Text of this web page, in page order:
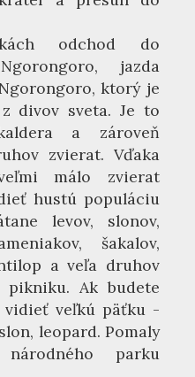
odchod do
jazda
ktorý je
divov sveta. Je to
a zároveň
zvierat. Vďaka
málo zvierat
hustú populáciu
levov, slonov,
šakalov,
a veľa druhov
pikniku. Ak budete
veľkú päťku -
leopard. Pomaly
parku